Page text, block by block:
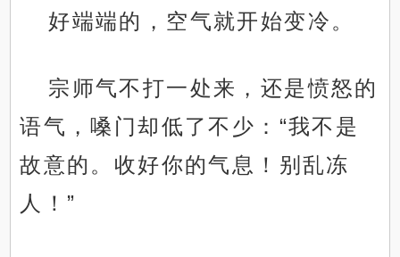
好端端的，空气就开始变冷。
宗师气不打一处来，还是愤怒的
语气，嗓门却低了不少：“我不是
故意的。收好你的气息！别乱冻
人！”